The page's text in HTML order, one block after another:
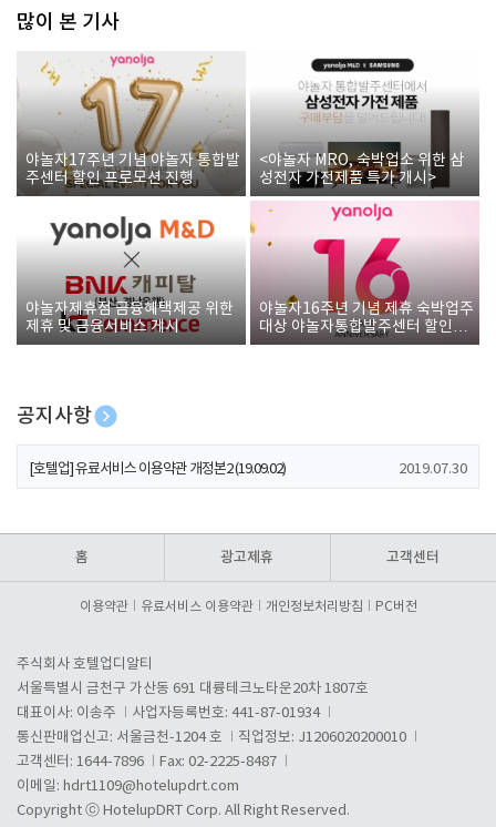
많이 본 기사
야놀자17주년 기념 야놀자 통합발
주센터 할인 프로모션 진행
<야놀자 MRO, 숙박업소 위한 삼
성전자 가전제품 특가 개시>
야놀자제휴점 금융혜택제공 위한
제휴 및 금융서비스 게시
야놀자16주년 기념 제휴 숙박업주
대상 야놀자통합발주센터 할인쿠
폰 증정
공지사항
[호텔업] 개인정보 처리방침 개정본1 (19.09.02)
[호텔업] 유료서비스 이용약관 개정본2 (19.09.02) 2019.07.30
홈 광고제휴 고객센터
이용약관 유료서비스 이용약관 개인정보처리방침 PC버전
주식회사 호텔업디알티
서울특별시 금천구 가산동 691 대륭테크노타운20차 1807호
대표이사: 이송주
사업자등록번호: 441-87-01934
통신판매업신고: 서울금천-1204 호
직업정보: J1206020200010
고객센터: 1644-7896
Fax: 02-2225-8487
이메일: hdrt1109@hotelupdrt.com
Copyright ⓒ HotelupDRT Corp. All Right Reserved.